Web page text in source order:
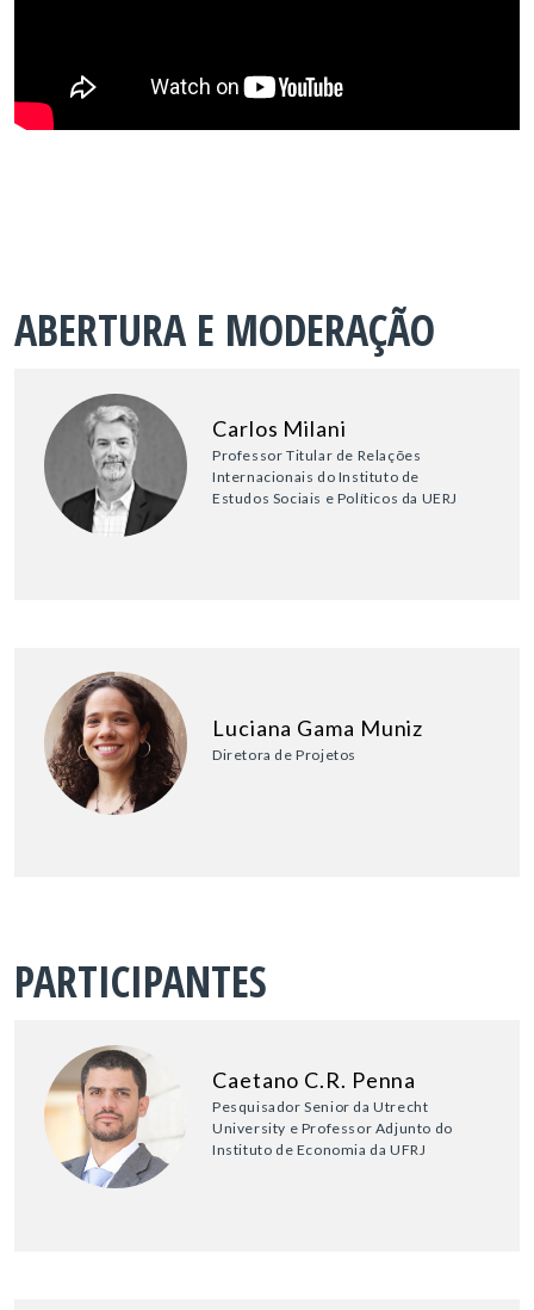
ABERTURA E MODERAÇÃO
Carlos Milani
Professor Titular de Relações
Internacionais do Instituto de
Estudos Sociais e Políticos da UERJ
Luciana Gama Muniz
Diretora de Projetos
PARTICIPANTES
Caetano C.R. Penna
Pesquisador Senior da Utrecht
University e Professor Adjunto do
Instituto de Economia da UFRJ